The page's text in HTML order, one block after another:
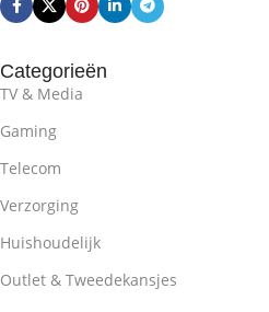
Categorieën
TV & Media
Gaming
Telecom
Verzorging
Huishoudelijk
Outlet & Tweedekansjes